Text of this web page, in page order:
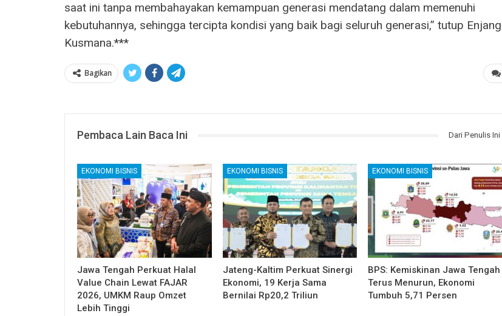
saat ini tanpa membahayakan kemampuan generasi mendatang dalam memenuhi
kebutuhannya, sehingga tercipta kondisi yang baik bagi seluruh generasi,” tutup Enjang
Kusmana.***
Bagikan
Pembaca Lain Baca Ini Dari Penulis Ini
EKONOMI BISNIS
Jawa Tengah Perkuat Halal
Value Chain Lewat FAJAR
2026, UMKM Raup Omzet
Lebih Tinggi
EKONOMI BISNIS
Jateng-Kaltim Perkuat Sinergi
Ekonomi, 19 Kerja Sama
Bernilai Rp20,2 Triliun
EKONOMI BISNIS
BPS: Kemiskinan Jawa Tengah
Terus Menurun, Ekonomi
Tumbuh 5,71 Persen